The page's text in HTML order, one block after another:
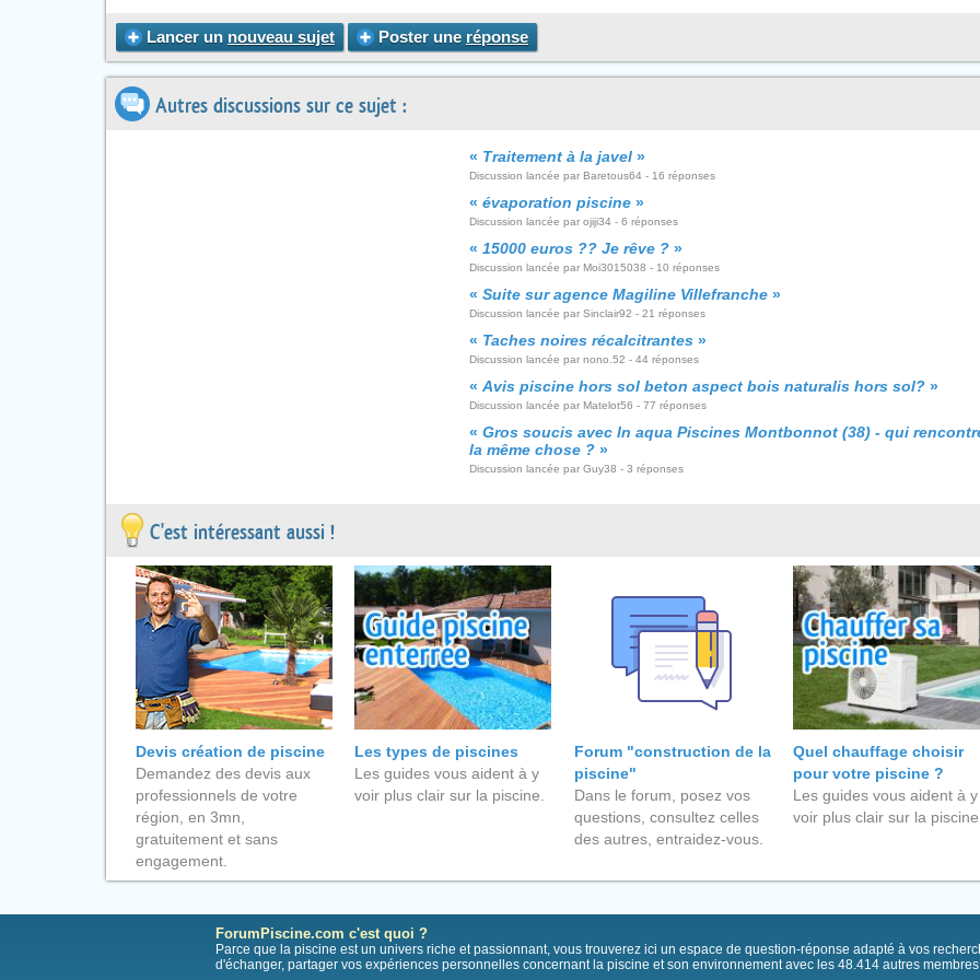
Lancer un nouveau sujet Poster une réponse
Autres discussions sur ce sujet :
« Traitement à la javel »
Discussion lancée par Baretous64 - 16 réponses
« évaporation piscine »
Discussion lancée par ojiji34 - 6 réponses
« 15000 euros ?? Je rêve ? »
Discussion lancée par Moi3015038 - 10 réponses
« Suite sur agence Magiline Villefranche »
Discussion lancée par Sinclair92 - 21 réponses
« Taches noires récalcitrantes »
Discussion lancée par nono.52 - 44 réponses
« Avis piscine hors sol beton aspect bois naturalis hors sol? »
Discussion lancée par Matelot56 - 77 réponses
« Gros soucis avec In aqua Piscines Montbonnot (38) - qui
la même chose ? »
Discussion lancée par Guy38 - 3 réponses
C'est intéressant aussi !
Devis création de piscine
Demandez des devis aux
professionnels de votre
région, en 3mn,
gratuitement et sans
engagement.
Les types de piscines
Les guides vous aident à y
voir plus clair sur la piscine.
Forum "construction de la
piscine"
Dans le forum, posez vos
questions, consultez celles
des autres, entraidez-vous.
Quel chauffage choisir
pour votre piscine ?
Les guides vous aident à y
voir plus clair sur la
ForumPiscine.com c'est quoi ?
Parce que la piscine est un univers riche et passionnant, vous trouverez ici un espace de question-réponse adapté à vos
d'échanger, partager vos expériences personnelles concernant la piscine et son environnement avec les 48.414 autres membres